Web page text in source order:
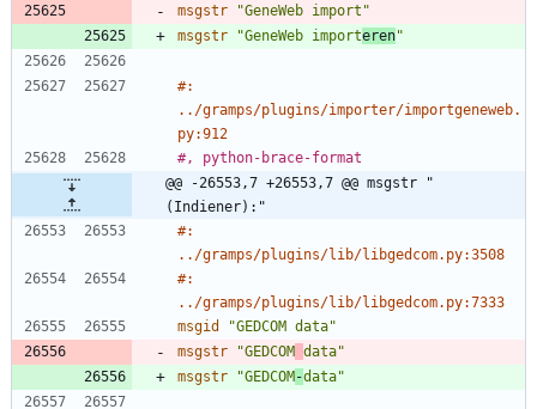
msgstr
"GeneWeb import"
msgstr
"GeneWeb importeren"
#:
../gramps/plugins/importer/importgeneweb.
py:912
#, python-brace-format
@@ -26553,7 +26553,7 @@ msgstr "
(Indiener):"
#:
../gramps/plugins/lib/libgedcom.py:3508
#:
../gramps/plugins/lib/libgedcom.py:7333
msgid
"GEDCOM data"
msgstr
"GEDCOM data"
msgstr
"GEDCOM -data"